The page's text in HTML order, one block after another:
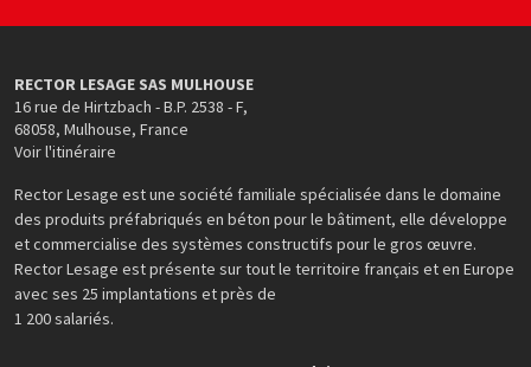
RECTOR LESAGE SAS MULHOUSE
16 rue de Hirtzbach - B.P. 2538 - F,
68058, Mulhouse, France
Voir l'itinéraire
Rector Lesage est une société familiale spécialisée dans le domaine
des produits préfabriqués en béton pour le bâtiment, elle développe
et commercialise des systèmes constructifs pour le gros œuvre.
Rector Lesage est présente sur tout le territoire français et en Europe
avec ses 25 implantations et près de
1 200 salariés.